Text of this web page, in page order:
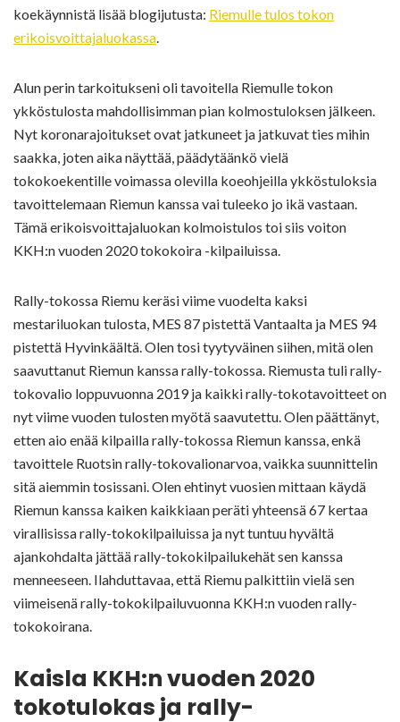
koekäynnistä lisää blogijutusta: Riemulle tulos tokon
erikoisvoittajaluokassa
Alun perin tarkoitukseni oli tavoitella Riemulle tokon
ykköstulosta mahdollisimman pian kolmostuloksen jälkeen.
Nyt koronarajoitukset ovat jatkuneet ja jatkuvat ties mihin
saakka, joten aika näyttää, päädytäänkö vielä
tokokoekentille voimassa olevilla koeohjeilla ykköstuloksia
tavoittelemaan Riemun kanssa vai tuleeko jo ikä vastaan.
Tämä erikoisvoittajaluokan kolmoistulos toi siis voiton
KKH:n vuoden 2020 tokokoira -kilpailuissa.
Rally-tokossa Riemu keräsi viime vuodelta kaksi
mestariluokan tulosta, MES 87 pistettä Vantaalta ja MES 94
pistettä Hyvinkäältä. Olen tosi tyytyväinen siihen, mitä olen
saavuttanut Riemun kanssa rally-tokossa. Riemusta tuli rally-
tokovalio loppuvuonna 2019 ja kaikki rally-tokotavoitteet on
nyt viime vuoden tulosten myötä saavutettu. Olen päättänyt,
etten aio enää kilpailla rally-tokossa Riemun kanssa, enkä
tavoittele Ruotsin rally-tokovalionarvoa, vaikka suunnittelin
sitä aiemmin tosissani. Olen ehtinyt vuosien mittaan käydä
Riemun kanssa kaiken kaikkiaan peräti yhteensä 67 kertaa
virallisissa rally-tokokilpailuissa ja nyt tuntuu hyvältä
ajankohdalta jättää rally-tokokilpailukehät sen kanssa
menneeseen. Ilahduttavaa, että Riemu palkittiin vielä sen
viimeisenä rally-tokokilpailuvuonna KKH:n vuoden rally-
tokokoirana.
Kaisla KKH:n vuoden 2020
tokotulokas ja rally-